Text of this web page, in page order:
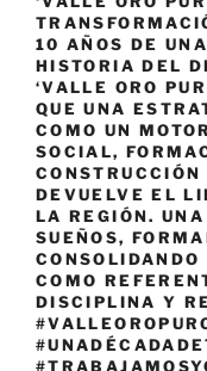
10 AÑOS DE
HISTORIA DEL
‘VALLE ORO
QUE UNA
COMO UN
SOCIAL,
DEVUELVE EL
LA REGIÓN.
SUEÑOS,
COMO
DISCIPLINA Y